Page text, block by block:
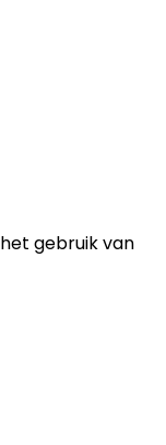
gebruik van